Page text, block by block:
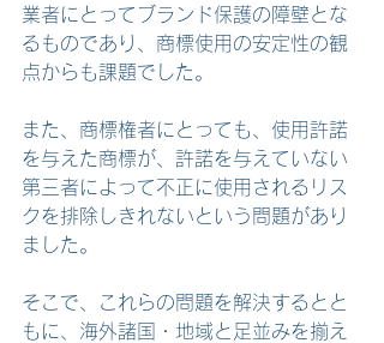
業者にとってブランド保護の障壁とな
るものであり、商標使用の安定性の観
点からも課題でした。
また、商標権者にとっても、使用許諾
を与えた商標が、許諾を与えていない
第三者によって不正に使用されるリス
クを排除しきれないという問題があり
ました。
そこで、これらの問題を解決するとと
もに、海外諸国・地域と足並みを揃え